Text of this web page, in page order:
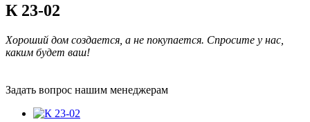
К 23-02
Хороший дом создается, а не покупается. Спросите у нас,
каким будет ваш!
Задать вопрос нашим менеджерам